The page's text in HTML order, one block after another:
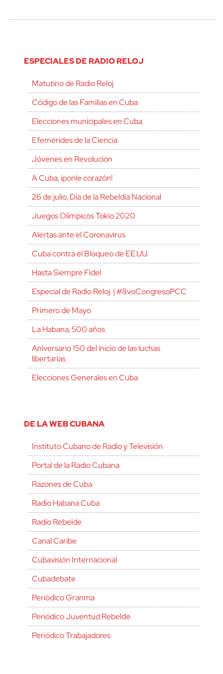
ESPECIALES DE RADIO RELOJ
Matutino de Radio Reloj
Código de las Familias en Cuba
Elecciones municipales en Cuba
Efemérides de la Ciencia
Jóvenes en Revolución
A Cuba, ¡ponle corazón!
26 de julio, Día de la Rebeldía Nacional
Juegos Olímpicos Tokio 2020
Alertas ante el Coronavirus
Cuba contra el Bloqueo de EE.UU.
Hasta Siempre Fidel
Especial de Radio Reloj | #8voCongresoPCC
Primero de Mayo
La Habana, 500 años
Aniversario 150 del inicio de las luchas
libertarias
Elecciones Generales en Cuba
DE LA WEB CUBANA
Instituto Cubano de Radio y Televisión
Portal de la Radio Cubana
Razones de Cuba
Radio Habana Cuba
Radio Rebelde
Canal Caribe
Cubavisión Internacional
Cubadebate
Periódico Granma
Periódico Juventud Rebelde
Periódico Trabajadores